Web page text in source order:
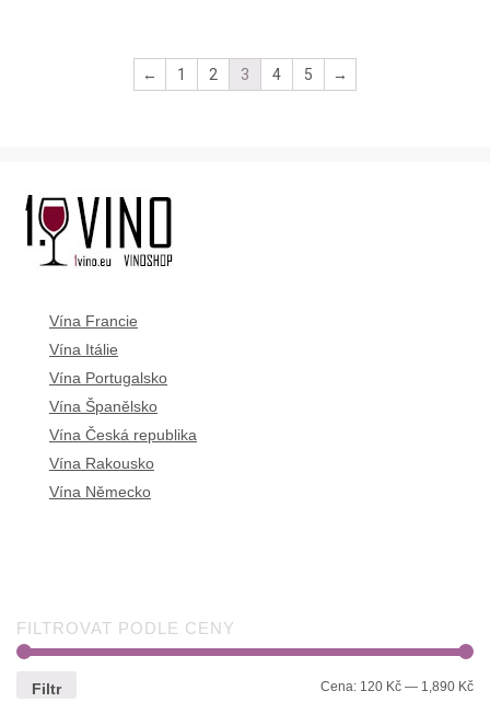
← 1 2 3 4 5 →
Vína Francie
Vína Itálie
Vína Portugalsko
Vína Španělsko
Vína Česká republika
Vína Rakousko
Vína Německo
FILTROVAT PODLE CENY
Filtr Cena: 120 Kč — 1,890 Kč